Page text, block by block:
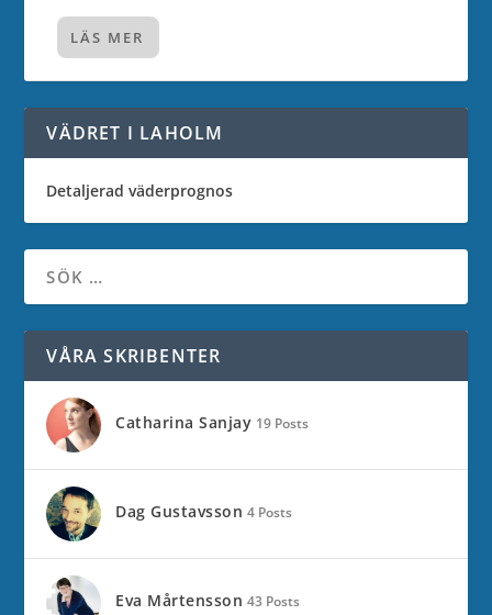
LÄS MER
VÄDRET I LAHOLM
Detaljerad väderprognos
VÅRA SKRIBENTER
Catharina Sanjay 19 Posts
Dag Gustavsson 4 Posts
Eva Mårtensson 43 Posts